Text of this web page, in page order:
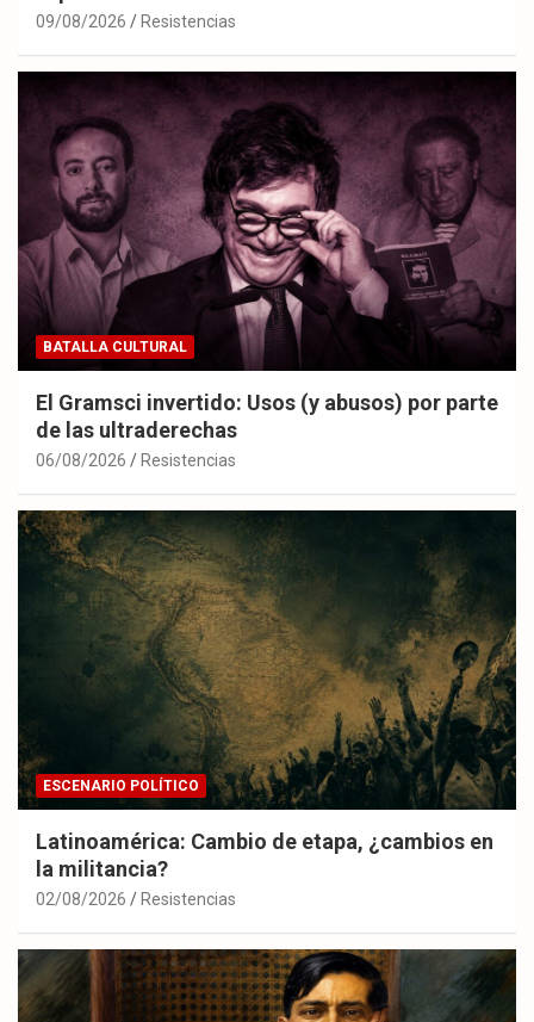
09/08/2026 Resistencias
BATALLA CULTURAL
El Gramsci invertido: Usos (y abusos) por parte
de las ultraderechas
06/08/2026 Resistencias
ESCENARIO POLÍTICO
Latinoamérica: Cambio de etapa, ¿cambios en
la militancia?
02/08/2026 Resistencias